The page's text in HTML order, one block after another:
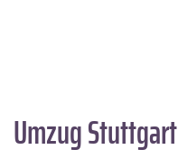
Umzug Stuttgart